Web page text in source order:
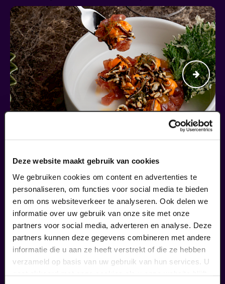
Deze website maakt gebruik van cookies
We gebruiken cookies om content en advertenties te
personaliseren, om functies voor social media te bieden
en om ons websiteverkeer te analyseren. Ook delen we
informatie over uw gebruik van onze site met onze
partners voor social media, adverteren en analyse. Deze
partners kunnen deze gegevens combineren met andere
informatie die u aan ze heeft verstrekt of die ze hebben
verzameld op basis van uw gebruik van hun services. U
gaat akkoord met onze cookies als u onze website blijft
Begin bij SIN
€ 39,50
meer informatie
liefhebbers bestelden ook...
uitverkocht
02